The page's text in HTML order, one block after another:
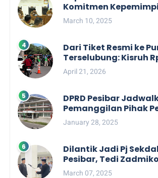
Komitmen
Berpihak kepada
dalam Rapat
March 10, 2025
Dari Tiket Resmi ke
Terselubung: Kisruh
Pengelolaan Tiket
Labuhan Jukung
April 21, 2026
DPRD Pesibar
Pemanggilan Pihak
Terkait Nasib dan
Tahun 2025
January 28, 2025
Dilantik Jadi Pj
Pesibar, Tedi
Punya Rekam Jejak
March 07, 2025